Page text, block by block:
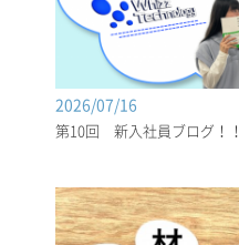
2026/07/16
第10回 新入社員ブログ！！